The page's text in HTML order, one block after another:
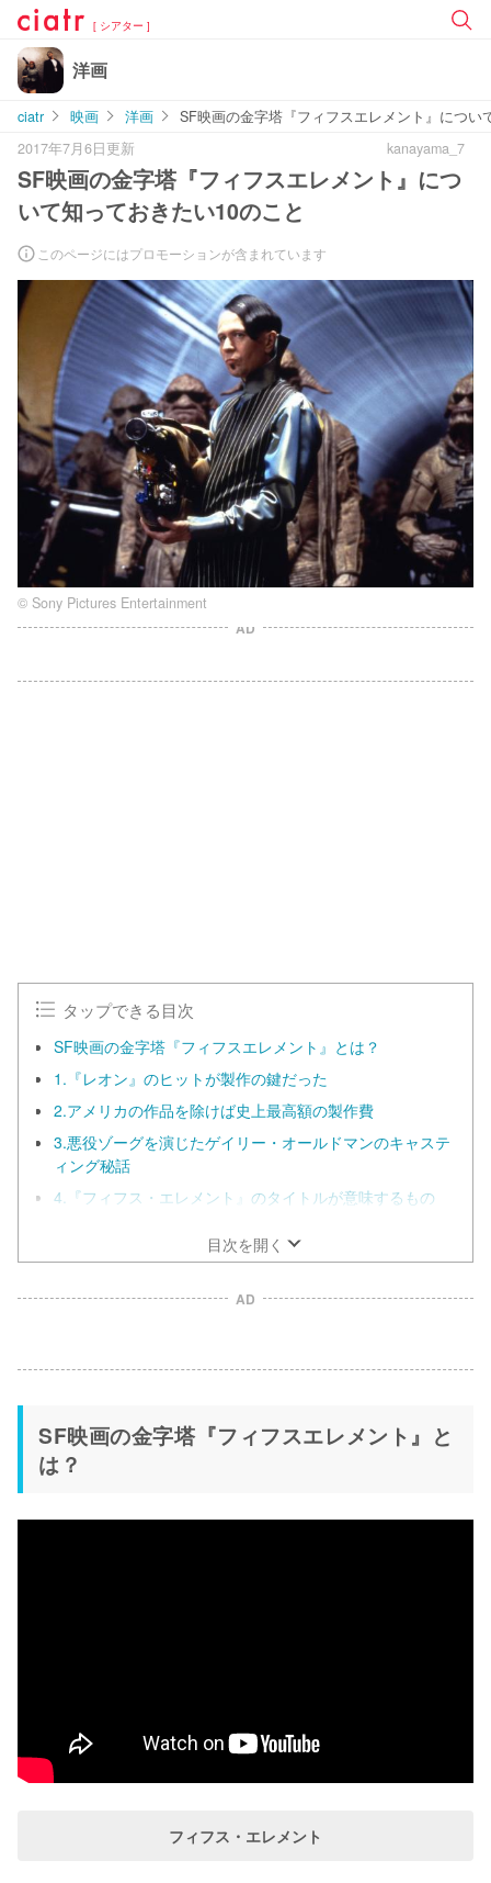
[ シアター ]
洋画
ciatr 映画 洋画
SF映画の金字塔『フィフスエレメント』につい
2017年7月6日更新
kanayama_7
SF映画の金字塔『フィフスエレメント』につ
いて知っておきたい10のこと
このページにはプロモーションが含まれています
© Sony Pictures Entertainment
AD
タップできる目次
SF映画の金字塔『フィフスエレメント』とは？
1.『レオン』のヒットが製作の鍵だった
2.アメリカの作品を除けば史上最高額の製作費
3.悪役ゾーグを演じたゲイリー・オールドマンのキャステ
ィング秘話
4.『フィフス・エレメント』のタイトルが意味するもの
目次を開く
AD
SF映画の金字塔『フィフスエレメント』と
は？
フィフス・エレメント